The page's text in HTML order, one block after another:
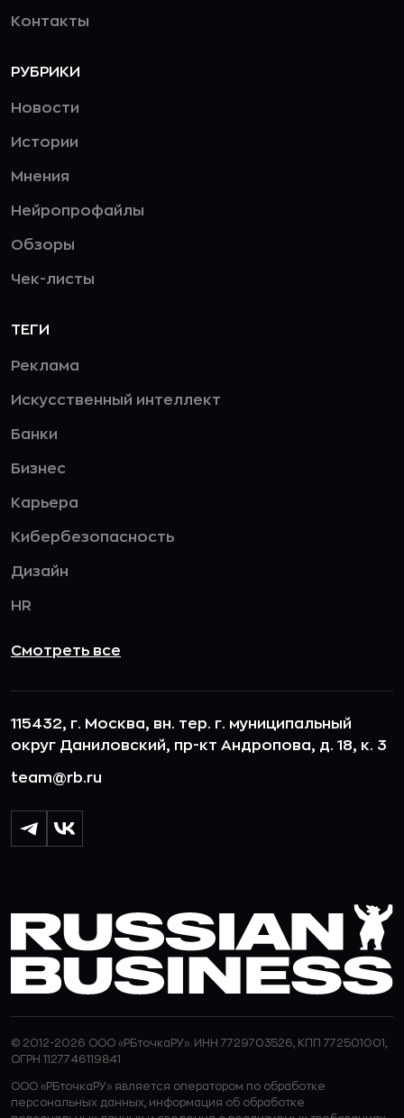
Контакты
РУБРИКИ
Новости
Истории
Мнения
Нейропрофайлы
Обзоры
Чек-листы
ТЕГИ
Реклама
Искусственный интеллект
Банки
Бизнес
Карьера
Кибербезопасность
Дизайн
HR
Смотреть все
115432, г. Москва, вн. тер. г. муниципальный
округ Даниловский, пр-кт Андропова, д. 18, к. 3
team@rb.ru
© 2012-2026 ООО «РБточкаРУ». ИНН 7729703526, КПП 772501001,
ОГРН 1127746119841
ООО «РБточкаРУ» является оператором по обработке
персональных данных, информация об обработке